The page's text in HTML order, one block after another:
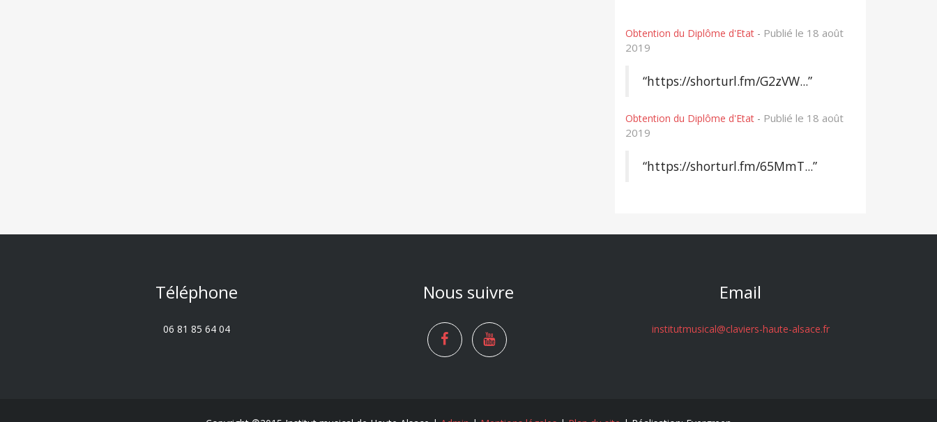
Obtention du Diplôme d'Etat - Publié le 18 août
2019
“https://shorturl.fm/G2zVW...”
Obtention du Diplôme d'Etat - Publié le 18 août
2019
“https://shorturl.fm/65MmT...”
Téléphone
06 81 85 64 04
Nous suivre Email
institutmusical@claviers-haute-alsace.fr